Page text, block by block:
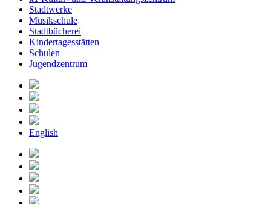
Stadtwerke
Musikschule
Stadtbücherei
Kindertagesstätten
Schulen
Jugendzentrum
English